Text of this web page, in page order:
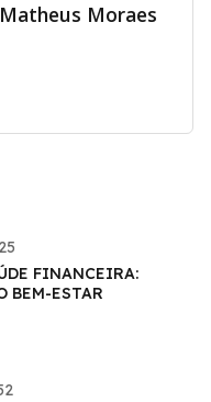
Matheus Moraes
FINANCEIRA:
BEM-ESTAR